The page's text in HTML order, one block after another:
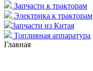
Запчасти к тракторам
Электрика к тракторам
Запчасти из Китая
Топливная аппаратура
Главная